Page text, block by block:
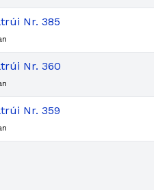
Nr. 385
Nr. 360
Nr. 359